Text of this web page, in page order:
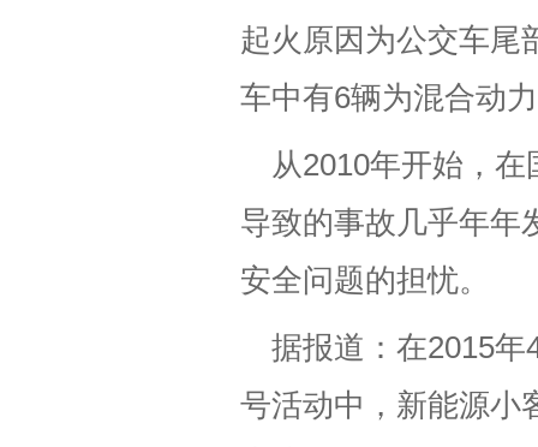
起火原因为公交车尾
车中有6辆为混合动
从2010年开始，
导致的事故几乎年年
安全问题的担忧。
据报道：在2015
号活动中，新能源小